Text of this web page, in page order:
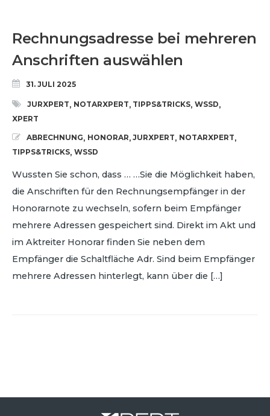
Rechnungsadresse bei mehreren
Anschriften auswählen
31. JULI 2025
JURXPERT, NOTARXPERT, TIPPS&TRICKS, WSSD,
XPERT
ABRECHNUNG, HONORAR, JURXPERT, NOTARXPERT,
TIPPS&TRICKS, WSSD
Wussten Sie schon, dass … …Sie die Möglichkeit haben,
die Anschriften für den Rechnungsempfänger in der
Honorarnote zu wechseln, sofern beim Empfänger
mehrere Adressen gespeichert sind. Direkt im Akt und
im Aktreiter Honorar finden Sie neben dem
Empfänger die Schaltfläche Adr. Sind beim Empfänger
mehrere Adressen hinterlegt, kann über die […]